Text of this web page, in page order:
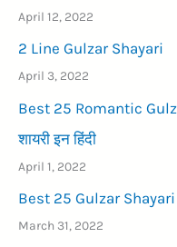
April 12, 2022
2 Line Gulzar Shayari
April 3, 2022
Best 25 Romantic
शायरी इन हिंदी
April 1, 2022
Best 25 Gulzar Shayari
March 31, 2022